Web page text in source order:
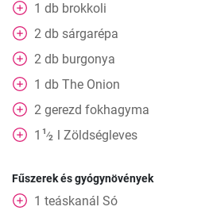
1 db brokkoli
2 db sárgarépa
2 db burgonya
1 db The Onion
2 gerezd fokhagyma
1 1⁄2 l Zöldségleves
Fűszerek és gyógynövények
1 teáskanál Só